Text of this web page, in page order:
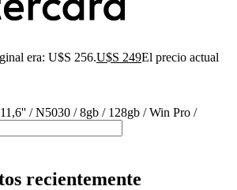
era: U$S 256.U$S 249El precio actual
/ N5030 / 8gb / 128gb / Win Pro /
recientemente